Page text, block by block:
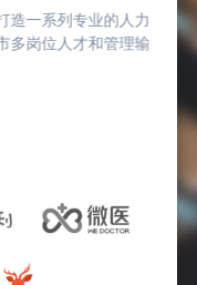
造一系列专业的人力
多岗位人才和管理输